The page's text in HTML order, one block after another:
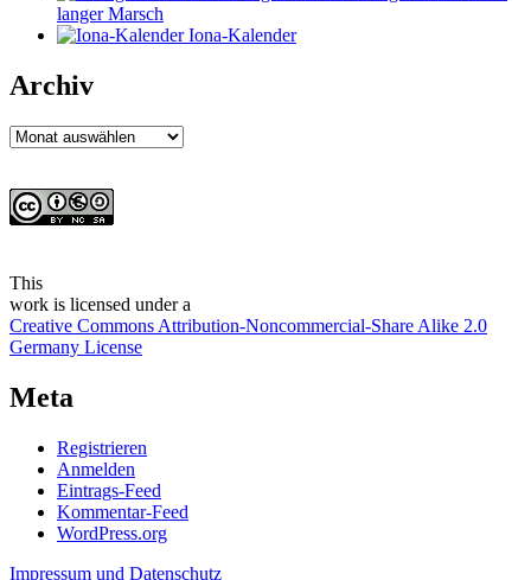
langer Marsch
Iona-Kalender
Archiv
Archiv
This
work is licensed under a
Creative Commons Attribution-Noncommercial-Share Alike 2.0
Germany License
Meta
Registrieren
Anmelden
Eintrags-Feed
Kommentar-Feed
WordPress.org
Impressum und Datenschutz